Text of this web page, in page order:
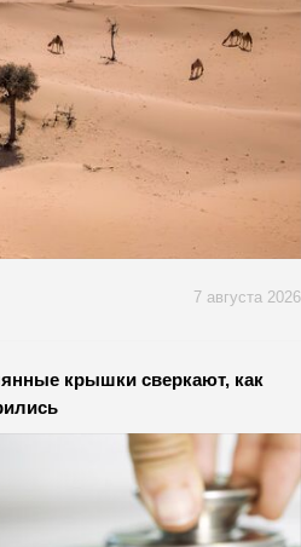
7 августа 2026
крышки сверкают, как